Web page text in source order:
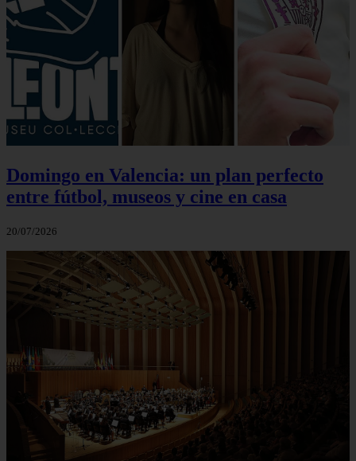
Domingo en Valencia: un plan perfecto
entre fútbol, museos y cine en casa
20/07/2026